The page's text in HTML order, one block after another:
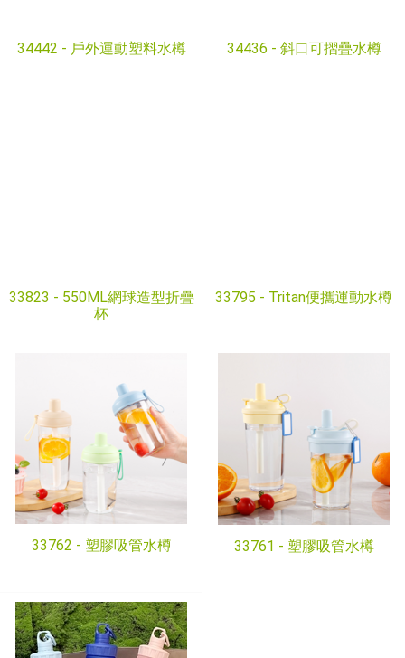
34442 - 戶外運動塑料水樽 34436 - 斜口可摺疊水樽
33823 - 550ML網球造型折疊
杯
33795 - Tritan便攜運動水樽
33762 - 塑膠吸管水樽 33761 - 塑膠吸管水樽